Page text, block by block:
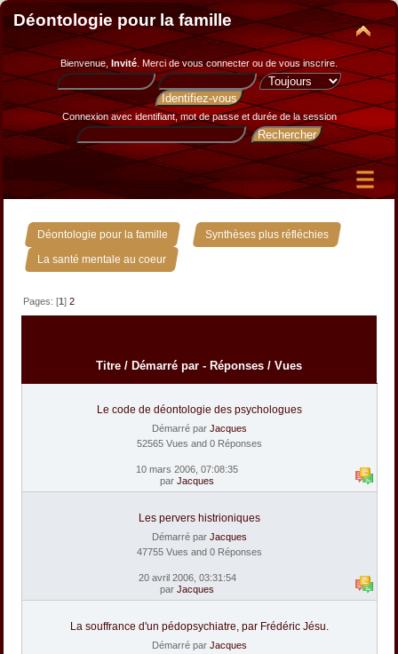
Déontologie pour la famille
Bienvenue, Invité. Merci devous connecter ou de vous inscrire.
Connexion avec identifiant, mot de passe et durée de la session
Déontologie pour la famille » Synthèses plus réfléchies »
La santé mentale au coeur
Pages: [1]2
Titre / Démarré par - Réponses / Vues
Le code de déontologie des psychologues
Démarré par Jacques
52565 Vues and 0 Réponses
10 mars 2006, 07:08:35
par Jacques
Les pervers histrioniques
Démarré par Jacques
47755 Vues and 0 Réponses
20 avril 2006, 03:31:54
par Jacques
La souffrance d'un pédopsychiatre, par Frédéric Jésu.
Démarré par Jacques